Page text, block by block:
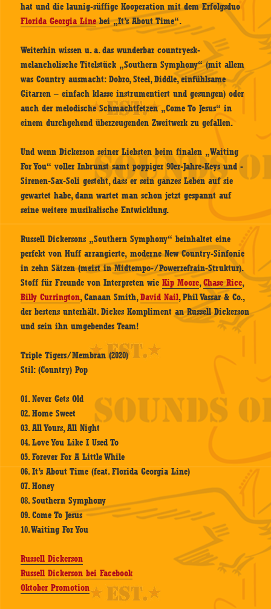
hat und die launig-süffige Kooperation mit dem Erfolgsduo
Florida Georgia Linebei „It’s About Time“.
Weiterhin wissen u. a. das wunderbar countryesk-
melancholische Titelstück „Southern Symphony“ (mit allem
was Country ausmacht: Dobro, Steel, Diddle, einfühlsame
Gitarren – einfach klasse instrumentiert und gesungen) oder
auch der melodische Schmachtfetzen „Come To Jesus“ in
einem durchgehend überzeugenden Zweitwerk zu gefallen.
Und wenn Dickerson seiner Liebsten beim finalen „Waiting
For You“ voller Inbrunst samt poppiger 90er-Jahre-Keys und -
Sirenen-Sax-Soli gesteht, dass er sein ganzes Leben auf sie
gewartet habe, dann wartet man schon jetzt gespannt auf
seine weitere musikalische Entwicklung.
Russell Dickersons „Southern Symphony“ beinhaltet eine
perfekt von Huff arrangierte, moderne New Country-Sinfonie
in zehn Sätzen (meist in Midtempo-/Powerrefrain-Struktur).
Stoff für Freunde von Interpreten wieKip Moore,Chase Rice,
Billy Currington, Canaan Smith,David Nail, Phil Vassar & Co.,
der bestens unterhält. Dickes Kompliment an Russell Dickerson
und sein ihn umgebendes Team!
Triple Tigers/Membran (2020)
Stil: (Country) Pop
01. Never Gets Old
02. Home Sweet
03. All Yours, All Night
04. Love You Like I Used To
05. Forever For A Little While
06. It’s About Time (feat. Florida Georgia Line)
07. Honey
08. Southern Symphony
09. Come To Jesus
10. Waiting For You
Russell Dickerson
Russell Dickerson bei Facebook
Oktober Promotion